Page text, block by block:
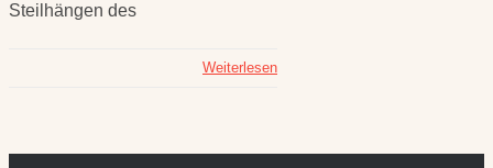
Steilhängen des
Weiterlesen